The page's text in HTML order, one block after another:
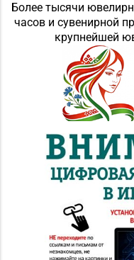
Более тысячи
часов и сувенирной
крупнейшей